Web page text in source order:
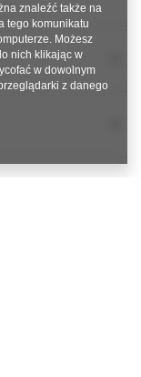
znaleźć także na
tego komunikatu
Możesz
nich klikając w
w dowolnym
z danego